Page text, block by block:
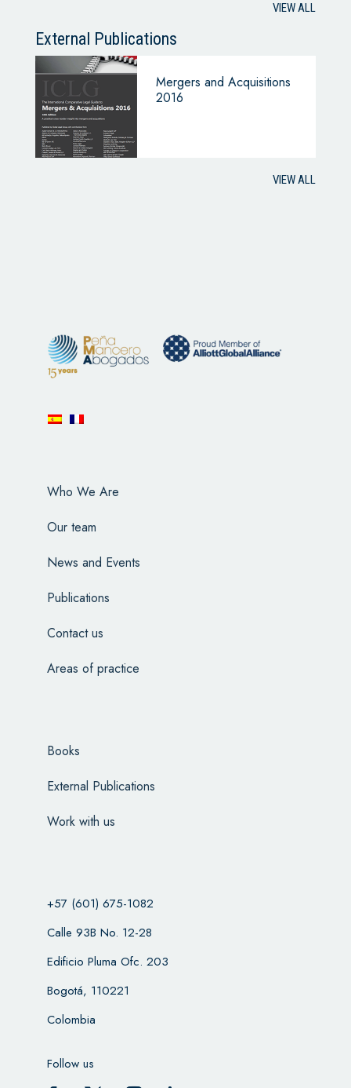
VIEW ALL
External Publications
Mergers and Acquisitions
2016
VIEW ALL
Who We Are
Our team
News and Events
Publications
Contact us
Areas of practice
Books
External Publications
Work with us
+57 (601) 675-1082
Calle 93B No. 12-28
Edificio Pluma Ofc. 203
Bogotá, 110221
Colombia
Follow us